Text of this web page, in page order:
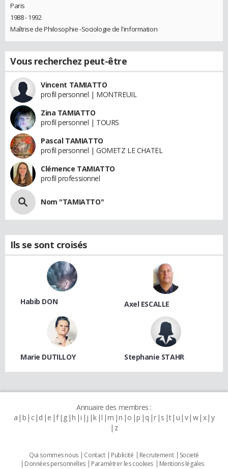
Paris
1988 - 1992
Maîtrise de Philosophie -Sociologie de l'information
Vous recherchez peut-être
Vincent TAMIATTO
profil personnel | MONTREUIL
Zina TAMIATTO
profil personnel | TOURS
Pascal TAMIATTO
profil personnel | GOMETZ LE CHATEL
Clémence TAMIATTO
profil professionnel
Nom "TAMIATTO"
Ils se sont croisés
Habib DON Axel ESCALLE
Marie DUTILLOY Stephanie STAHR
Annuaire des membres :
a b c d e f g h i j k l m n o p q r s t u v w x y
z
Qui sommes nous Contact Publicité Recrutement
Societé
Données personnelles
Paramétrer les cookies
Mentions légales